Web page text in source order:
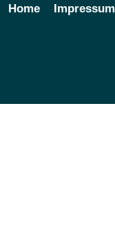
Home Impressum